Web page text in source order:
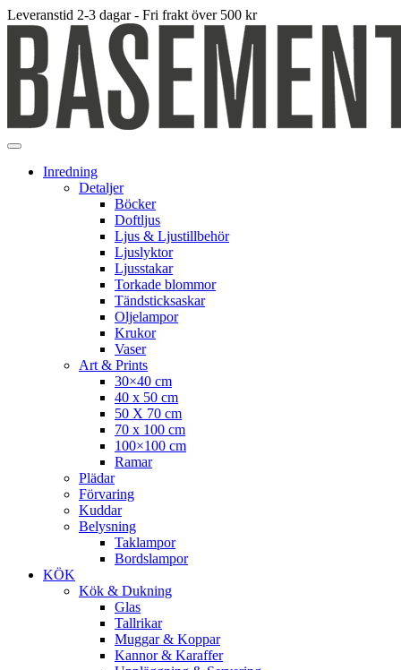
Leveranstid 2-3 dagar - Fri frakt över 500 kr
Inredning
Detaljer
Böcker
Doftljus
Ljus & Ljustillbehör
Ljuslyktor
Ljusstakar
Torkade blommor
Tändsticksaskar
Oljelampor
Krukor
Vaser
Art & Prints
30×40 cm
40 x 50 cm
50 X 70 cm
70 x 100 cm
100×100 cm
Ramar
Plädar
Förvaring
Kuddar
Belysning
Taklampor
Bordslampor
KÖK
Kök & Dukning
Glas
Tallrikar
Muggar & Koppar
Kannor & Karaffer